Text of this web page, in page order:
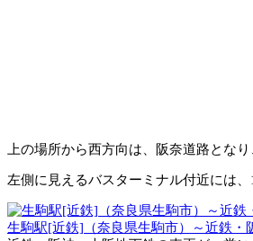
上の場所から西方向は、阪奈道路となり
左側に見えるバスターミナル付近には
生駒駅[近鉄]（奈良県生駒市）～近鉄・